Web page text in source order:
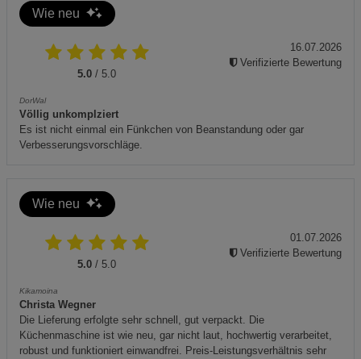
Batterien und elektronische Teile gemäß den
gesetzlichen Vorschriften entsorgen.
Wie neu
5.0 / 5.0
DorWal
Völlig unkomplziert
Es ist nicht einmal ein Fünkchen von Beanstandung oder gar
Verbesserungsvorschläge.
16.07.2026
Verifizierte Bewertung
Wie neu
5.0 / 5.0
Kikamoina
Christa Wegner
Die Lieferung erfolgte sehr schnell, gut verpackt. Die
Küchenmaschine ist wie neu, gar nicht laut, hochwertig verarbeitet,
robust und funktioniert einwandfrei. Preis-Leistungsverhältnis sehr
01.07.2026
Verifizierte Bewertung